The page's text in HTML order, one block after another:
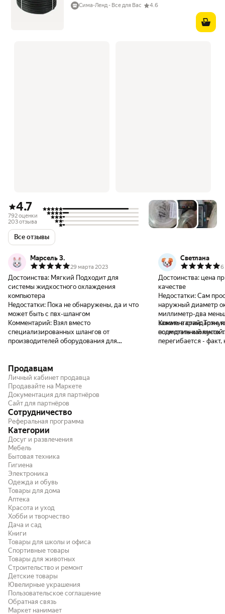
Сима-Ленд - Все для Вас
4.6
4.7
792 оценки
203 отзыва
Все отзывы
Марсель З.
29 марта 2023
Достоинства: Мягкий Подходит для
системы жидкостного охлаждения
компьютера
Недостатки: Пока не обнаружены, да и что
может быть с пвх-шлангом
Комментарий: Взял вместо
специализированных шлангов от
производителей оборудования для
садятся даже без нагрева. Для сбора
системы хватило чуть больше метра,
оставшийся запас можно использовать при
изменении конфигурации
Светлана
6
Достоинства: цена
качестве
Недостатки: Сам
наружный диаметр
миллиметр-два
зажать в
подмотать изолентой.
Комментарий: Тоже
если длинный кусок
перегибается - факт,
Продавцам
Личный кабинет продавца
Продавайте на Маркете
Документация для партнёров
Сайт для партнёров
Сотрудничество
Реферальная программа
Категории
Досуг и развлечения
Мебель
Бытовая техника
Гигиена
Электроника
Одежда и обувь
Товары для дома
Аптека
Красота и уход
Хобби и творчество
Дача и сад
Книги
Товары для школы и офиса
Спортивные товары
Товары для животных
Строительство и ремонт
Детские товары
Ювелирные украшения
Пользовательское соглашение
Обратная связь
Маркет нанимает